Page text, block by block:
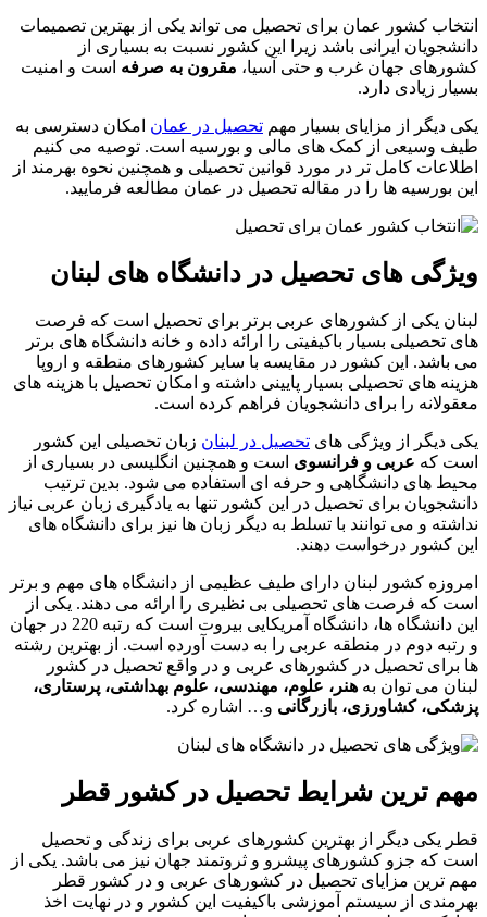
انتخاب کشور عمان برای تحصیل می تواند یکی از بهترین تصمیمات
دانشجویان ایرانی باشد زیرا این کشور نسبت به بسیاری از
کشورهای جهان غرب و حتی آسیا، مقرون به صرفه است و امنیت
بسیار زیادی دارد.
یکی دیگر از مزایای بسیار مهم تحصیل در عمان امکان دسترسی به
طیف وسیعی از کمک های مالی و بورسیه است. توصیه می کنیم
اطلاعات کامل تر در مورد قوانین تحصیلی و همچنین نحوه بهرمند از
این بورسیه ها را در مقاله تحصیل در عمان مطالعه فرمایید.
ویژگی های تحصیل در دانشگاه های لبنان
لبنان یکی از کشورهای عربی برتر برای تحصیل است که فرصت
های تحصیلی بسیار باکیفیتی را ارائه داده و خانه دانشگاه های برتر
می باشد. این کشور در مقایسه با سایر کشورهای منطقه و اروپا
هزینه های تحصیلی بسیار پایینی داشته و امکان تحصیل با هزینه های
معقولانه را برای دانشجویان فراهم کرده است.
یکی دیگر از ویژگی های تحصیل در لبنان زبان تحصیلی این کشور
است که عربی و فرانسوی است و همچنین انگلیسی در بسیاری از
محیط های دانشگاهی و حرفه ای استفاده می شود. بدین ترتیب
دانشجویان برای تحصیل در این کشور تنها به یادگیری زبان عربی نیاز
نداشته و می توانند با تسلط به دیگر زبان ها نیز برای دانشگاه های
این کشور درخواست دهند.
امروزه کشور لبنان دارای طیف عظیمی از دانشگاه های مهم و برتر
است که فرصت های تحصیلی بی نظیری را ارائه می دهند. یکی از
این دانشگاه ها، دانشگاه آمریکایی بیروت است که رتبه 220 در جهان
و رتبه دوم در منطقه عربی را به دست آورده است. از بهترین رشته
ها برای تحصیل در کشورهای عربی و در واقع تحصیل در کشور
لبنان می توان به هنر، علوم، مهندسی، علوم بهداشتی، پرستاری،
پزشکی، کشاورزی، بازرگانی و… اشاره کرد.
مهم ترین شرایط تحصیل در کشور قطر
قطر یکی دیگر از بهترین کشورهای عربی برای زندگی و تحصیل
است که جزو کشورهای پیشرو و ثروتمند جهان نیز می باشد. یکی از
مهم ترین مزایای تحصیل در کشورهای عربی و در کشور قطر
بهرمندی از سیستم آموزشی باکیفیت این کشور و در نهایت اخذ